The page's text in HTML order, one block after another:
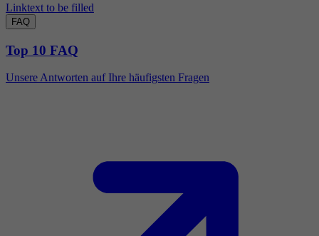
Linktext to be filled
FAQ
Top 10 FAQ
Unsere Antworten auf Ihre häufigsten Fragen